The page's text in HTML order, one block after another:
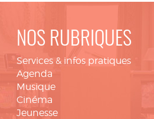
NOS RUBRIQUES
Services & infos pratiques
Agenda
Musique
Cinéma
Jeunesse